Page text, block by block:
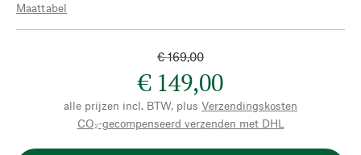
Maattabel
€ 169,00
€ 149,00
alle prijzen incl. BTW, plus Verzendingskosten
CO₂-gecompenseerd verzenden met DHL